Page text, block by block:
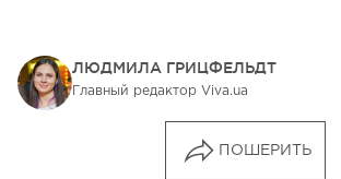
ЛЮДМИЛА ГРИЦФЕЛЬДТ
Главный редактор Viva.ua
ПОШЕРИТЬ